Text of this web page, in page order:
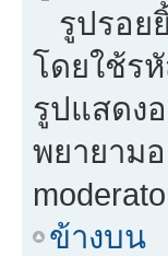
รูปรอย
โดยใช้ร
รูปแสดง
พยายาม
ข้างบน